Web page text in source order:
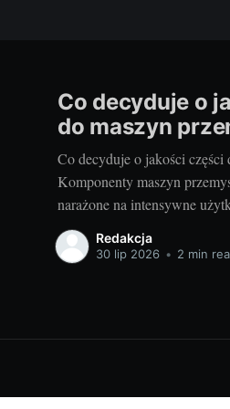
Co decyduje o
do maszyn
Co decyduje o jakości części
Komponenty maszyn
narażone na intensywne
kluczowa dla efektywności i
to elementy, które muszą być
Redakcja
30 lip 2026 • 2 min